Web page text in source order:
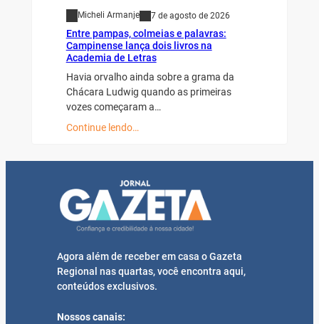
Micheli Armanje 7 de agosto de 2026
Entre pampas, colmeias e palavras:
Campinense lança dois livros na
Academia de Letras
Havia orvalho ainda sobre a grama da
Chácara Ludwig quando as primeiras
vozes começaram a…
Continue lendo…
Agora além de receber em casa o Gazeta
Regional nas quartas, você encontra aqui,
conteúdos exclusivos.
Nossos canais: